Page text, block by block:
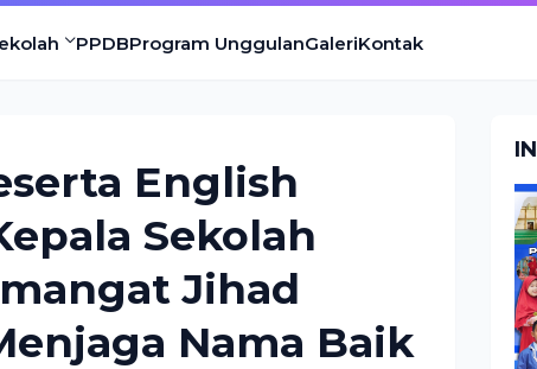
PPDBProgram UnggulanGaleriKontak
English
Sekolah
Jihad
Nama Baik